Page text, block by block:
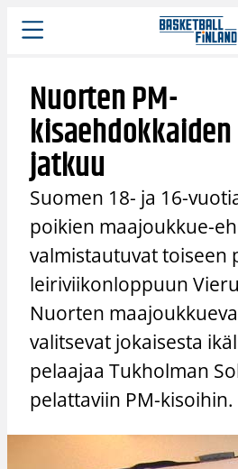
Siirry
sisältöön
Nuorten PM-
jatkuu
Suomen 18- ja 16-
poikien maajoukkue-
valmistautuvat toiseen
leiriviikonloppuun
Nuorten
valitsevat jokaisesta
pelaajaa Tukholman
pelattaviin PM-kisoihin.